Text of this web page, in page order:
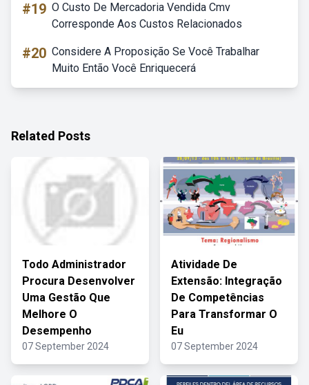
#19 O Custo De Mercadoria Vendida Cmv
Corresponde Aos Custos Relacionados
#20 Considere A Proposição Se Você Trabalhar
Muito Então Você Enriquecerá
Related Posts
Todo Administrador
Procura Desenvolver
Uma Gestão Que
Melhore O
Desempenho
07 September 2024
Atividade De
Extensão: Integração
De Competências
Para Transformar O
Eu
07 September 2024